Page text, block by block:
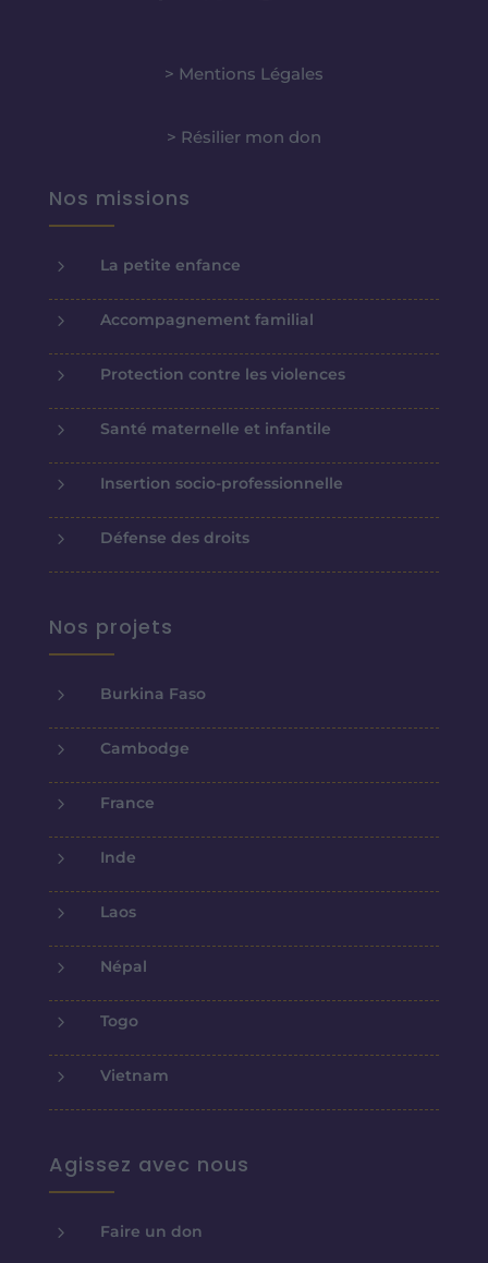
> Mentions Légales
> Résilier mon don
Nos missions
5 La petite enfance
5 Accompagnement familial
5 Protection contre les violences
5 Santé maternelle et infantile
5 Insertion socio-professionnelle
5 Défense des droits
Nos projets
5 Burkina Faso
5 Cambodge
5 France
5 Inde
5 Laos
5 Népal
5 Togo
5 Vietnam
Agissez avec nous
5 Faire un don